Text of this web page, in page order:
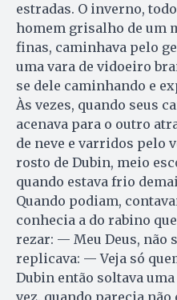
estradas. O inverno,
homem grisalho de um
finas, caminhava pelo
uma vara de vidoeiro
se dele caminhando e
Às vezes, quando seus
acenava para o outro
de neve e varridos pelo
rosto de Dubin, meio
quando estava frio
Quando podiam,
conhecia a do rabino
rezar: — Meu Deus, não
replicava: — Veja só
Dubin então soltava